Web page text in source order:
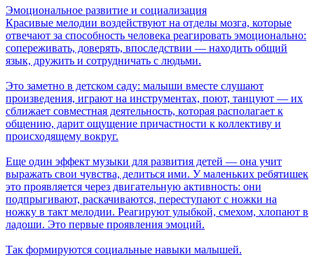
Эмоциональное развитие и социализация
Красивые мелодии воздействуют на отделы мозга, которые
отвечают за способность человека реагировать эмоционально:
сопереживать, доверять, впоследствии — находить общий
язык, дружить и сотрудничать с людьми.
Это заметно в детском саду: малыши вместе слушают
произведения, играют на инструментах, поют, танцуют — их
сближает совместная деятельность, которая располагает к
общению, дарит ощущение причастности к коллективу и
происходящему вокруг.
Еще один эффект музыки для развития детей — она учит
выражать свои чувства, делиться ими. У маленьких ребятишек
это проявляется через двигательную активность: они
подпрыгивают, раскачиваются, переступают с ножки на
ножку в такт мелодии. Реагируют улыбкой, смехом, хлопают в
ладоши. Это первые проявления эмоций.
Так формируются социальные навыки малышей.